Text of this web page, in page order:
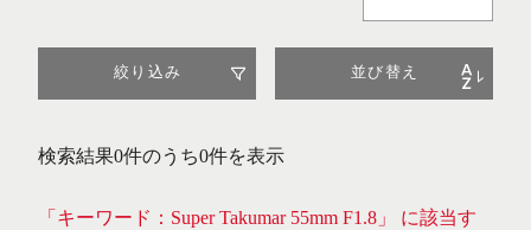
絞り込み 並び替え
検索結果0件のうち0件を表示
「キーワード：Super Takumar 55mm F1.8」 に該当す